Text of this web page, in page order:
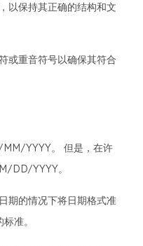
以保持其正确的结构和文
或重音符号以确保其符合
YYYY。 但是，在许
DD/YYYY。
期的情况下将日期格式准
准。